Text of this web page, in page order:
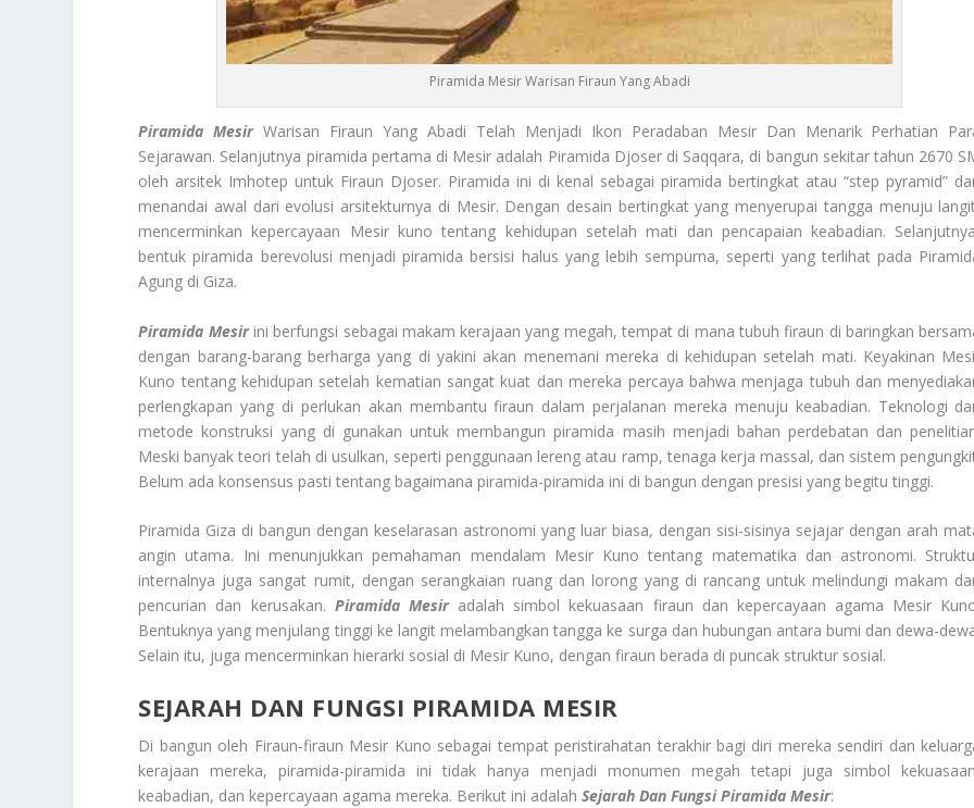
Piramida Mesir Warisan Firaun Yang Abadi
Piramida MesirWarisan Firaun Yang Abadi Telah Menjadi Ikon Peradaban Mesir Dan Menarik Perhatian
Sejarawan. Selanjutnya piramida pertama di Mesir adalah Piramida Djoser di Saqqara, di bangun sekitar tahun 2670
oleh arsitek Imhotep untuk Firaun Djoser. Piramida ini di kenal sebagai piramida bertingkat atau “step pyramid”
menandai awal dari evolusi arsitekturnya di Mesir. Dengan desain bertingkat yang menyerupai tangga menuju
mencerminkan kepercayaan Mesir kuno tentang kehidupan setelah mati dan pencapaian keabadian.
bentuk piramida berevolusi menjadi piramida bersisi halus yang lebih sempurna, seperti yang terlihat pada
Agung di Giza.
Piramida Mesirini berfungsi sebagai makam kerajaan yang megah, tempat di mana tubuh firaun di baringkan
dengan barang-barang berharga yang di yakini akan menemani mereka di kehidupan setelah mati. Keyakinan
Kuno tentang kehidupan setelah kematian sangat kuat dan mereka percaya bahwa menjaga tubuh dan
perlengkapan yang di perlukan akan membantu firaun dalam perjalanan mereka menuju keabadian. Teknologi
metode konstruksi yang di gunakan untuk membangun piramida masih menjadi bahan perdebatan dan
Meski banyak teori telah di usulkan, seperti penggunaan lereng atau ramp, tenaga kerja massal, dan sistem
Belum ada konsensus pasti tentang bagaimana piramida-piramida ini di bangun dengan presisi yang begitu tinggi.
Piramida Giza di bangun dengan keselarasan astronomi yang luar biasa, dengan sisi-sisinya sejajar dengan arah
angin utama. Ini menunjukkan pemahaman mendalam Mesir Kuno tentang matematika dan astronomi.
internalnya juga sangat rumit, dengan serangkaian ruang dan lorong yang di rancang untuk melindungi makam
pencurian dan kerusakan. Piramida Mesiradalah simbol kekuasaan firaun dan kepercayaan agama Mesir
Bentuknya yang menjulang tinggi ke langit melambangkan tangga ke surga dan hubungan antara bumi dan dewa-
Selain itu, juga mencerminkan hierarki sosial di Mesir Kuno, dengan firaun berada di puncak struktur sosial.
SEJARAH DAN FUNGSI PIRAMIDA MESIR
Di bangun oleh Firaun-firaun Mesir Kuno sebagai tempat peristirahatan terakhir bagi diri mereka sendiri dan
kerajaan mereka, piramida-piramida ini tidak hanya menjadi monumen megah tetapi juga simbol
keabadian, dan kepercayaan agama mereka. Berikut ini adalahSejarah Dan Fungsi Piramida Mesir: